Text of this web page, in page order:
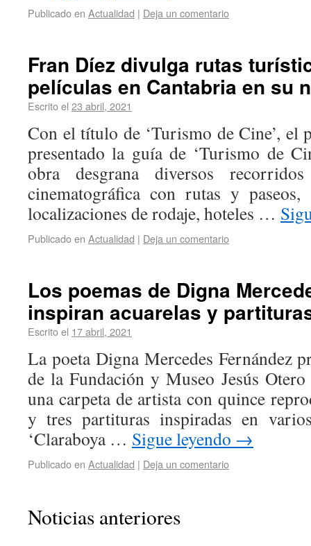
Publicado en Actualidad | Deja un comentario
Fran Díez divulga rutas
películas en Cantabria en su
Escrito el 23 abril, 2021
Con el título de ‘Turismo de Cine’, el
presentado la guía de ‘Turismo de
obra desgrana diversos
cinematográfica con rutas y paseos,
localizaciones de rodaje, hoteles …
Publicado en Actualidad | Deja un comentario
Los poemas de Digna
inspiran acuarelas y
Escrito el 17 abril, 2021
La poeta Digna Mercedes Fernández
de la Fundación y Museo Jesús
una carpeta de artista con quince
y tres partituras inspiradas en
‘Claraboya … Sigue leyendo →
Publicado en Actualidad | Deja un comentario
Noticias anteriores